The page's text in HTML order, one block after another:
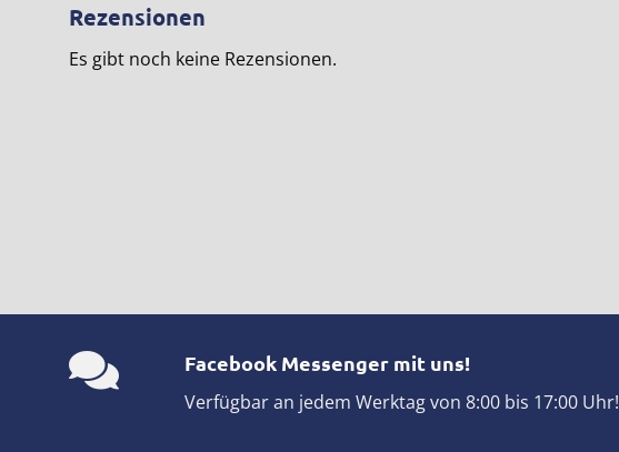
Rezensionen
Es gibt noch keine Rezensionen.
Facebook Messenger mit uns!
Verfügbar an jedem Werktag von 8:00 bis 17:00 Uhr!